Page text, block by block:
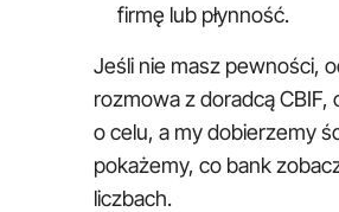
firmę lub płynność.
Jeśli nie masz pewności,
rozmowa z doradcą CBIF,
o celu, a my dobierzemy
pokażemy, co bank
liczbach.